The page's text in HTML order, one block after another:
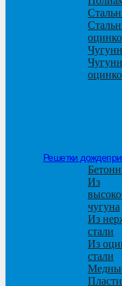
Решетки
Из
чугуна
Из
стали
Из
стали